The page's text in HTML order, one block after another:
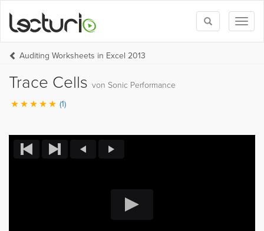
Toggle
search
Auditing Worksheets in Excel 2013
Trace Cells von Sonic Performance
(1)